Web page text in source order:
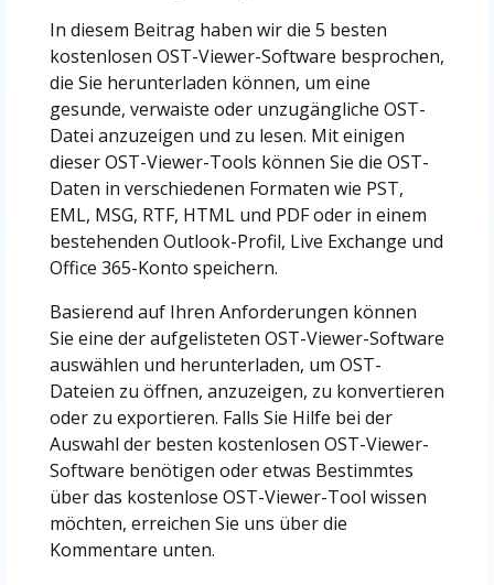
In diesem Beitrag haben wir die 5 besten
kostenlosen OST-Viewer-Software besprochen,
die Sie herunterladen können, um eine
gesunde, verwaiste oder unzugängliche OST-
Datei anzuzeigen und zu lesen. Mit einigen
dieser OST-Viewer-Tools können Sie die OST-
Daten in verschiedenen Formaten wie PST,
EML, MSG, RTF, HTML und PDF oder in einem
bestehenden Outlook-Profil, Live Exchange und
Office 365-Konto speichern.
Basierend auf Ihren Anforderungen können
Sie eine der aufgelisteten OST-Viewer-Software
auswählen und herunterladen, um OST-
Dateien zu öffnen, anzuzeigen, zu konvertieren
oder zu exportieren. Falls Sie Hilfe bei der
Auswahl der besten kostenlosen OST-Viewer-
Software benötigen oder etwas Bestimmtes
über das kostenlose OST-Viewer-Tool wissen
möchten, erreichen Sie uns über die
Kommentare unten.